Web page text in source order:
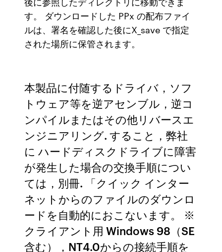
す。 ダウンロードした PPx の配布ファイ
ルは、署名を確認した後にX_save で指定
された場所に保管されます。
本製品に付随するドライバ，ソフ
トウェア等を逆アセンブル，逆コ
ンパイルまたはその他リバースエ
ンジニアリング. すること，弊社
に ハードディスクドライブに障害
が発生した場合の交換手順につい
ては，別冊. 「クイック インター
ネットからのファイルのダウンロ
ードを自動的におこないます。 ※
クライアント用 Windows 98（SE
含む），NT4.0からの接続手順を